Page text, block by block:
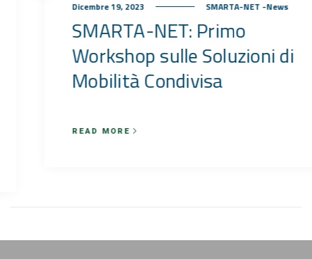
Dicembre 19, 2023 SMARTA-NET -News
SMARTA-NET: Primo
Workshop sulle Soluzioni di
Mobilità Condivisa
READ MORE